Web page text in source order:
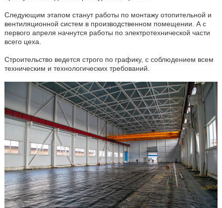
Следующим этапом станут работы по монтажу отопительной и
вентиляционной систем в производственном помещении. А с
первого апреля начнутся работы по электротехнической части
всего цеха.
Строительство ведется строго по графику, с соблюдением всем
техническим и технологических требований.